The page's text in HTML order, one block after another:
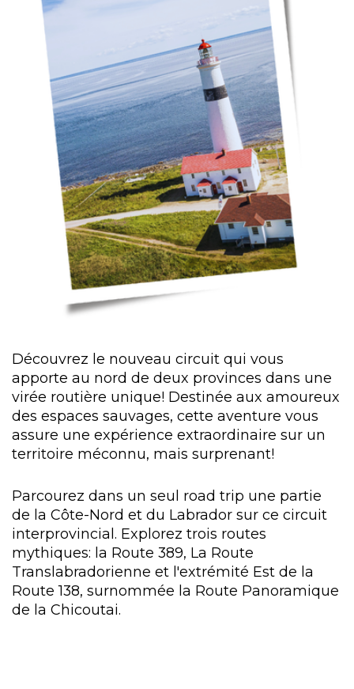
Découvrez le nouveau circuit qui vous
apporte au nord de deux provinces dans une
virée routière unique! Destinée aux amoureux
des espaces sauvages, cette aventure vous
assure une expérience extraordinaire sur un
territoire méconnu, mais surprenant!
Parcourez dans un seul road trip une partie
de la Côte-Nord et du Labrador sur ce circuit
interprovincial. Explorez trois routes
mythiques: la Route 389, La Route
Translabradorienne et l'extrémité Est de la
Route 138, surnommée la Route Panoramique
de la Chicoutai.